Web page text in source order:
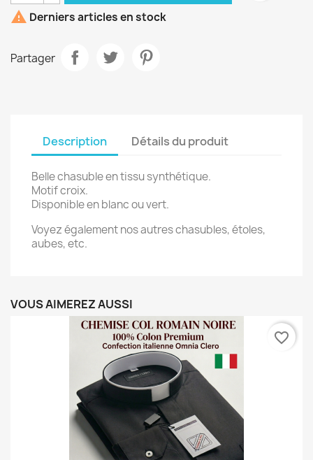
 Derniers articles en stock
Partager
Description Détails du produit
Belle chasuble en tissu synthétique.
Motif croix.
Disponible en blanc ou vert.
Voyez également nos autres chasubles, étoles,
aubes, etc.
VOUS AIMEREZ AUSSI
favorite_border